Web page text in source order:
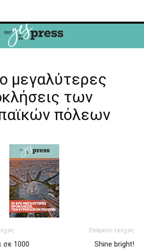
μεγαλύτερες
των
πόλεων
σε 1000
Επόμενο τεύχος
Shine bright!